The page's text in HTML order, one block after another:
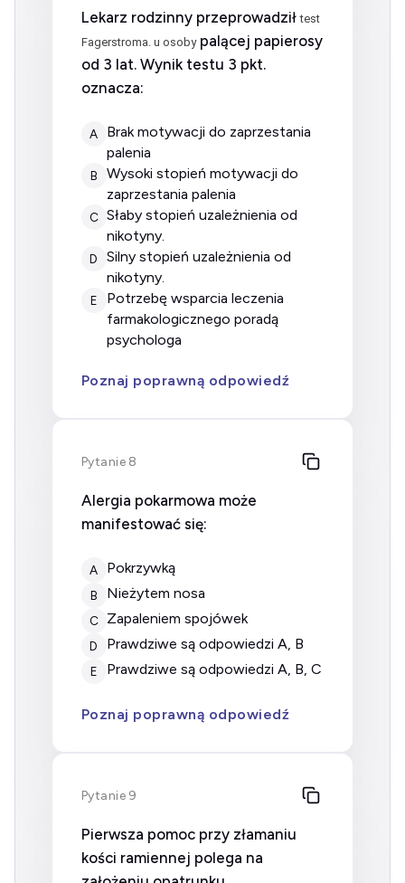
Lekarz rodzinny przeprowadziłtest
Fagerstroma. u osobypalącej papierosy
od 3 lat. Wynik testu 3 pkt.
oznacza:
A
brak motywacji do zaprzestania
palenia
B
wysoki stopień motywacji do
zaprzestania palenia
C słaby stopień uzależnienia od
nikotyny.
D
silny stopień uzależnienia od
nikotyny.
E
potrzebę wsparcia leczenia
farmakologicznego poradą
psychologa
Poznaj poprawną odpowiedź
Pytanie 8
Alergia pokarmowa może
manifestować się:
A pokrzywką
B nieżytem nosa
C zapaleniem spojówek
D prawdziwe są odpowiedzi A, B
E prawdziwe są odpowiedzi A, B, C
Poznaj poprawną odpowiedź
Pytanie 9
Pierwsza pomoc przy złamaniu
kości ramiennej polega na